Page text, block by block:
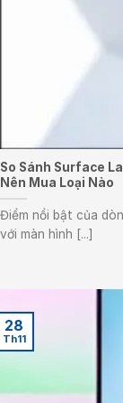
So Sánh Surface
Nên Mua Loại Nào
Điểm nổi bật của
với màn hình [...]
28
Th11